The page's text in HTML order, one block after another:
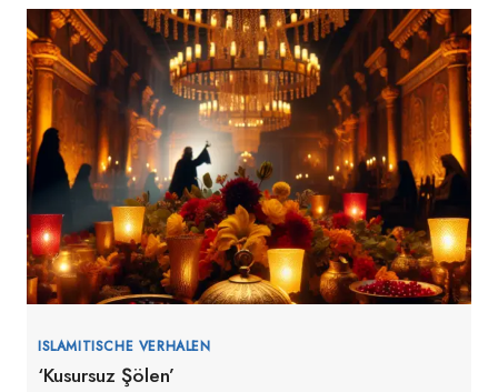
ISLAMITISCHE VERHALEN
‘Kusursuz Şölen’